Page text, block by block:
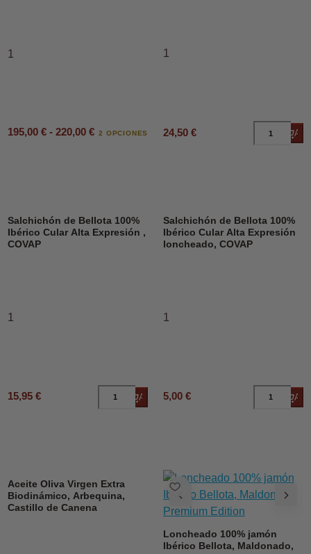
1
195,00 € - 220,00 € 2 OPCIONES
1
24,50 €
Salchichón de Bellota 100%
Ibérico Cular Alta Expresión ,
COVAP
1
15,95 € Añadir al carrito
Salchichón de Bellota 100%
Ibérico Cular Alta Expresión
loncheado, COVAP
1
5,00 €
DESCUENTO
Aceite Oliva Virgen Extra
Biodinámico, Arbequina,
Castillo de Canena
Loncheado 100% jamón
Ibérico Bellota, Maldonado,